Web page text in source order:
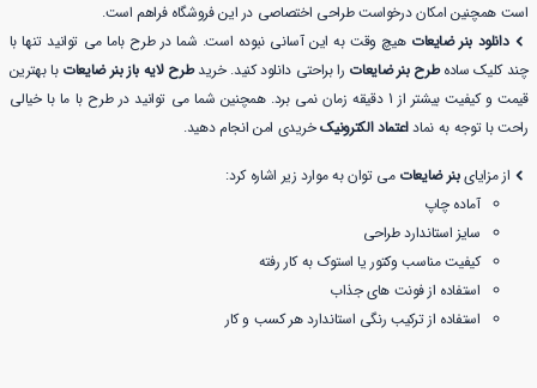
است همچنین امکان درخواست طراحی اختصاصی در این فروشگاه فراهم است.
دانلود بنر ضایعاتهیچ وقت به این آسانی نبوده است. شما در طرح باما می توانید تنها با
چند کلیک سادهطرح بنر ضایعات را براحتی دانلود کنید. خریدطرح لایه باز بنر ضایعاتبا بهترین
قیمت و کیفیت بیشتر از 1 دقیقه زمان نمی برد. همچنین شما می توانید در طرح با ما با خیالی
راحت با توجه به نماداعتماد الکترونیکخریدی امن انجام دهید.
از مزایایبنر ضایعات می توان به موارد زیر اشاره کرد:
آماده چاپ
سایز استاندارد طراحی
کیفیت مناسب وکتور یا استوک به کار رفته
استفاده از فونت های جذاب
استفاده از ترکیب رنگی استاندارد هر کسب و کار